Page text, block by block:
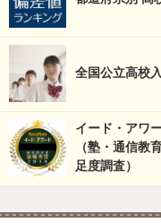
全国公立高校
イード・アワ
（塾・通信教
足度調査）